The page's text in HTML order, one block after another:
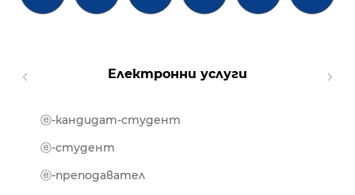
Електронни услуги
ⓔ-кандидат-студент
ⓔ-студент
ⓔ-преподавател